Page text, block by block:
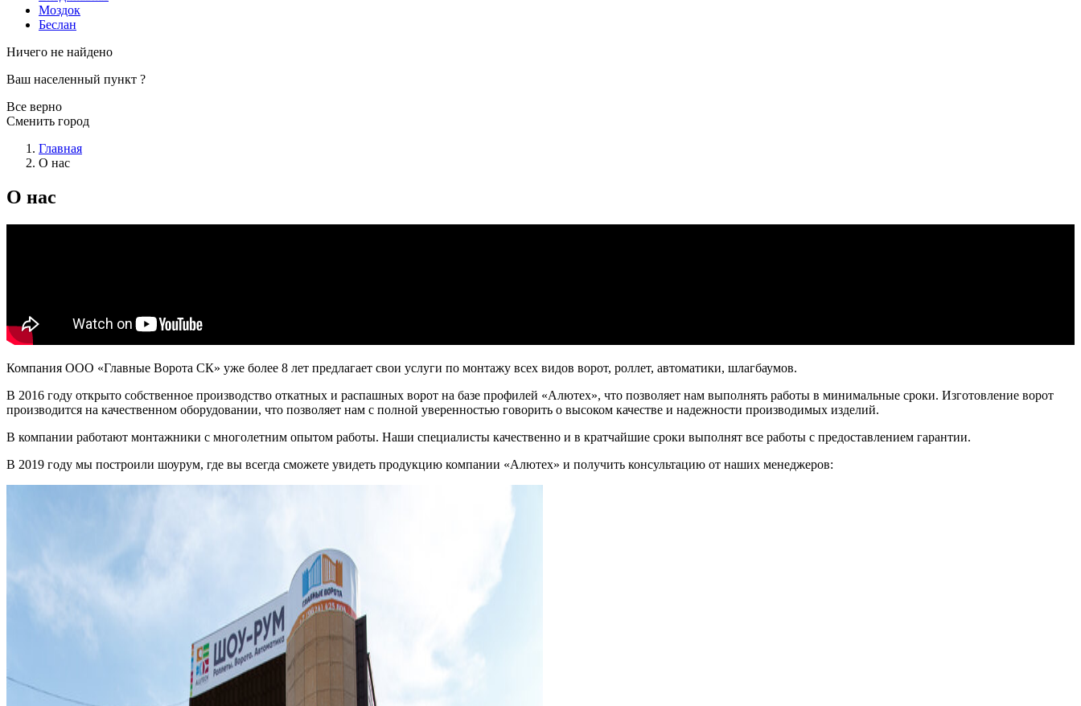
Моздок
Беслан
Ничего не найдено
Ваш населенный пункт ?
Все верно
Сменить город
Главная
О нас
О нас
Компания ООО «Главные Ворота СК» уже более 8 лет предлагает свои услуги по монтажу всех видов ворот, роллет, автоматики, шлагбаумов.
В 2016 году открыто собственное производство откатных и распашных ворот на базе профилей «Алютех», что позволяет нам выполнять работы в минимальные сроки. Изготовление ворот
производится на качественном оборудовании, что позволяет нам с полной уверенностью говорить о высоком качестве и надежности производимых изделий.
В компании работают монтажники с многолетним опытом работы. Наши специалисты качественно и в кратчайшие сроки выполнят все работы с предоставлением гарантии.
В 2019 году мы построили шоурум, где вы всегда сможете увидеть продукцию компании «Алютех» и получить консультацию от наших менеджеров: